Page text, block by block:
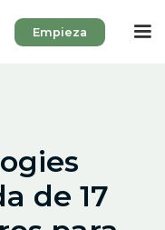
Empieza
de 17